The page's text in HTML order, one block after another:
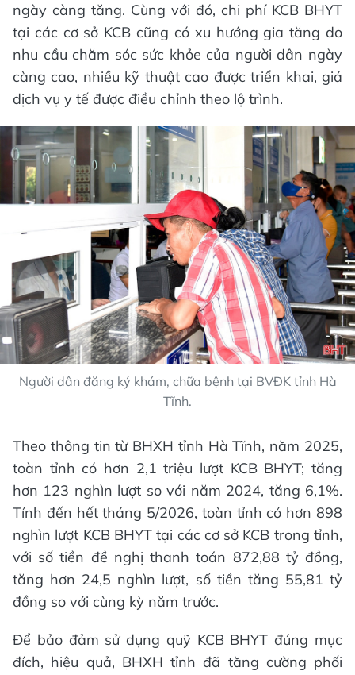
ngày càng tăng. Cùng với đó, chi phí KCB BHYT
tại các cơ sở KCB cũng có xu hướng gia tăng do
nhu cầu chăm sóc sức khỏe của người dân ngày
càng cao, nhiều kỹ thuật cao được triển khai, giá
dịch vụ y tế được điều chỉnh theo lộ trình.
Người dân đăng ký khám, chữa bệnh tại BVĐK tỉnh Hà
Tĩnh.
Theo thông tin từ BHXH tỉnh Hà Tĩnh, năm 2025,
toàn tỉnh có hơn 2,1 triệu lượt KCB BHYT; tăng
hơn 123 nghìn lượt so với năm 2024, tăng 6,1%.
Tính đến hết tháng 5/2026, toàn tỉnh có hơn 898
nghìn lượt KCB BHYT tại các cơ sở KCB trong tỉnh,
với số tiền đề nghị thanh toán 872,88 tỷ đồng,
tăng hơn 24,5 nghìn lượt, số tiền tăng 55,81 tỷ
đồng so với cùng kỳ năm trước.
Để bảo đảm sử dụng quỹ KCB BHYT đúng mục
đích, hiệu quả, BHXH tỉnh đã tăng cường phối